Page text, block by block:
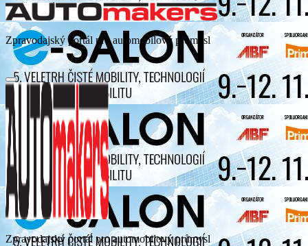
Zpravodajský portál pro automobilový průmysl
Zpravodajský portál pro automobilový průmysl